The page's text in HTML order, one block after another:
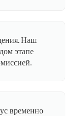
Наш
этапе
временно